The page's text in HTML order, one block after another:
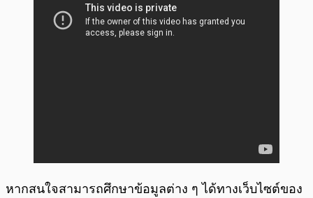
หากสนใจสามารถศึกษาข้อมูลต่าง ๆ ได้ทางเว็บไซต์ของ